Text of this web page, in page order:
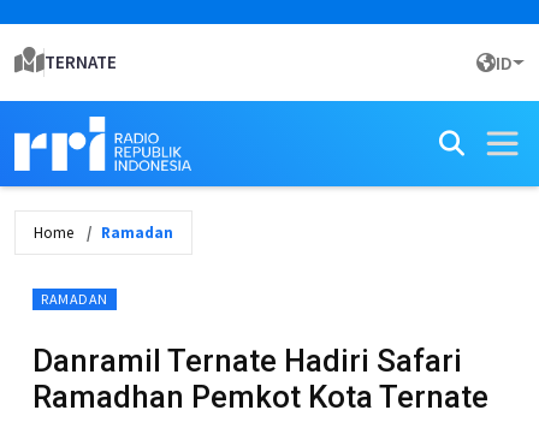
TERNATE ID
Home Ramadan
RAMADAN
Danramil Ternate Hadiri Safari
Ramadhan Pemkot Kota Ternate